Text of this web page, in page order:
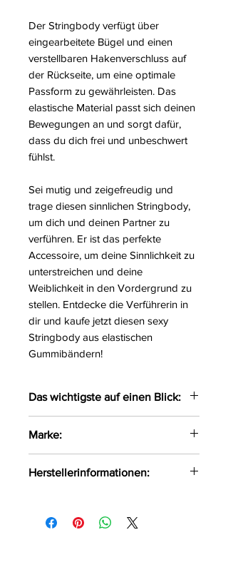
Der Stringbody verfügt über
eingearbeitete Bügel und einen
verstellbaren Hakenverschluss auf
der Rückseite, um eine optimale
Passform zu gewährleisten. Das
elastische Material passt sich deinen
Bewegungen an und sorgt dafür,
dass du dich frei und unbeschwert
fühlst.
Sei mutig und zeigefreudig und
trage diesen sinnlichen Stringbody,
um dich und deinen Partner zu
verführen. Er ist das perfekte
Accessoire, um deine Sinnlichkeit zu
unterstreichen und deine
Weiblichkeit in den Vordergrund zu
stellen. Entdecke die Verführerin in
dir und kaufe jetzt diesen sexy
Stringbody aus elastischen
Gummibändern!
Das wichtigste auf einen Blick:
elastischen Gummibändern
Mit eingearbeiteten Bügeln
und einem verstellbaren
Die Cups sind offen
Marke:
Herstellerinformationen:
Ul. Siemońska 11